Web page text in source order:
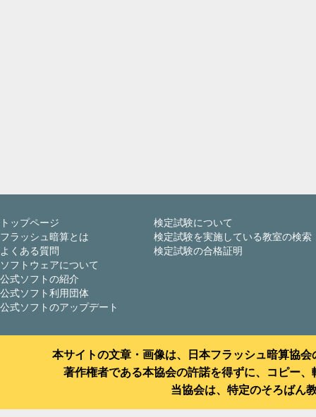
トップページ
フラッシュ暗算とは
よくある質問
ソフトウェアについて
公式ソフトの紹介
公式ソフト利用団体
公式ソフトのアップデート
検定試験について
検定試験を実施している教室の検索
検定試験の合格証明
本サイトの文章・画像は、日本フラッシュ暗算協
著作権者である本協会の許諾を得ずに、コピー
当協会は、特定のそろばん